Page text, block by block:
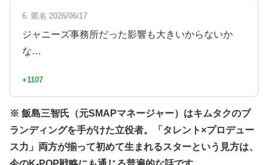
6. 匿名 2026/06/17
ジャニーズ事務所だった影響も大きいからないか
な…
+1107
※ 飯島三智氏（元SMAPマネージャー）はキムタクのブ
ランディングを手がけた立役者。「タレント×プロデュー
ス力」両方が揃って初めて生まれるスターという見方は、